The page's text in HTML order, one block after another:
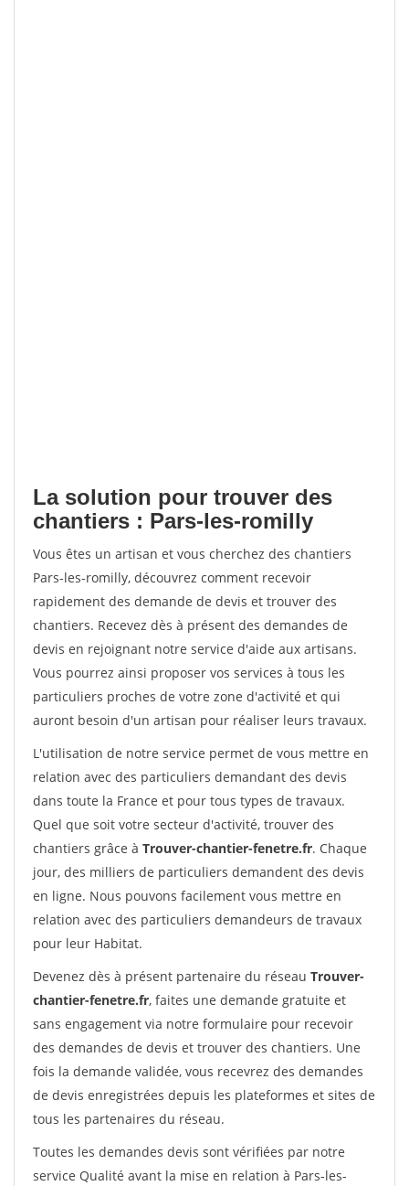
La solution pour trouver des
chantiers : Pars-les-romilly
Vous êtes un artisan et vous cherchez des chantiers
Pars-les-romilly, découvrez comment recevoir
rapidement des demande de devis et trouver des
chantiers. Recevez dès à présent des demandes de
devis en rejoignant notre service d'aide aux artisans.
Vous pourrez ainsi proposer vos services à tous les
particuliers proches de votre zone d'activité et qui
auront besoin d'un artisan pour réaliser leurs travaux.
L'utilisation de notre service permet de vous mettre en
relation avec des particuliers demandant des devis
dans toute la France et pour tous types de travaux.
Quel que soit votre secteur d'activité, trouver des
chantiers grâce à Trouver-chantier-fenetre.fr. Chaque
jour, des milliers de particuliers demandent des devis
en ligne. Nous pouvons facilement vous mettre en
relation avec des particuliers demandeurs de travaux
pour leur Habitat.
Devenez dès à présent partenaire du réseau Trouver-
chantier-fenetre.fr, faites une demande gratuite et
sans engagement via notre formulaire pour recevoir
des demandes de devis et trouver des chantiers. Une
fois la demande validée, vous recevrez des demandes
de devis enregistrées depuis les plateformes et sites de
tous les partenaires du réseau.
Toutes les demandes devis sont vérifiées par notre
service Qualité avant la mise en relation à Pars-les-